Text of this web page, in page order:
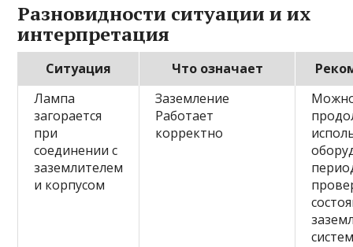
Разновидности ситуации и их
интерпретация
Ситуация Что означает
Лампа
загорается
при
соединении с
заземлителем
и корпусом
Заземление
Работает
корректно